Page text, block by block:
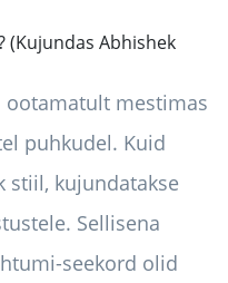
(Kujundas Abhishek
ootamatult mestimas
puhkudel. Kuid
stiil, kujundatakse
Sellisena
seekord olid